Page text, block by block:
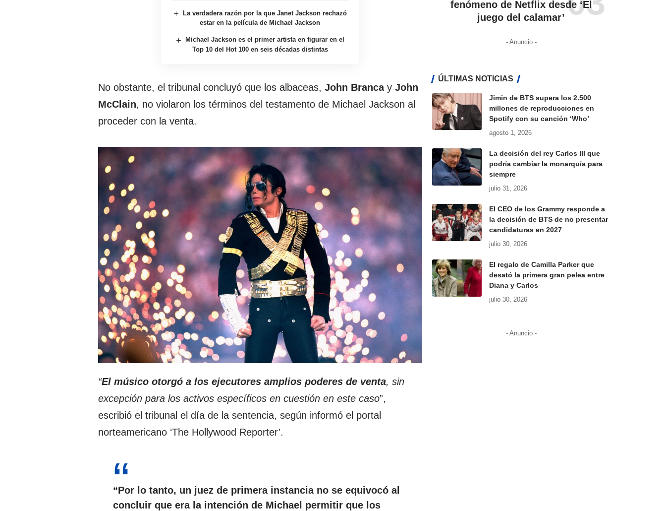
La verdadera razón por la que Janet Jackson rechazó
estar en la película de Michael Jackson
Michael Jackson es el primer artista en figurar en el
Top 10 del Hot 100 en seis décadas distintas
No obstante, el tribunal concluyó que los albaceas, John Brancay John
McClain, no violaron los términos del testamento de Michael Jackson al
proceder con la venta.
“El músico otorgó a los ejecutores amplios poderes de venta, sin
excepción para los activos específicos en cuestión en este caso”,
escribió el tribunal el día de la sentencia, según informó el portal
norteamericano ‘The Hollywood Reporter’.
“Por lo tanto, un juez de primera instancia no se equivocó al
concluir que era la intención de Michael permitir que los
fenómeno de Netflix desde ‘El
juego del calamar’
- Anuncio -
ÚLTIMAS NOTICIAS
Jimin de BTS supera los 2.500
millones de reproducciones en
Spotify con su canción ‘Who’
agosto 1, 2026
La decisión del rey Carlos III que
podría cambiar la monarquía para
siempre
julio 31, 2026
El CEO de los Grammy responde a
la decisión de BTS de no presentar
candidaturas en 2027
julio 30, 2026
El regalo de Camilla Parker que
desató la primera gran pelea entre
Diana y Carlos
julio 30, 2026
- Anuncio -